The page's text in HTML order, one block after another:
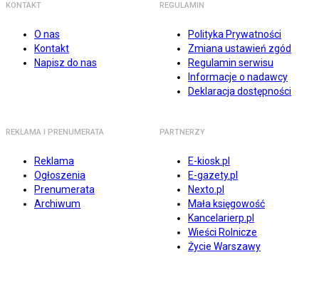
KONTAKT
O nas
Kontakt
Napisz do nas
REGULAMIN
Polityka Prywatności
Zmiana ustawień zgód
Regulamin serwisu
Informacje o nadawcy
Deklaracja dostępności
REKLAMA I PRENUMERATA
Reklama
Ogłoszenia
Prenumerata
Archiwum
PARTNERZY
E-kiosk.pl
E-gazety.pl
Nexto.pl
Mała księgowość
Kancelarierp.pl
Wieści Rolnicze
Życie Warszawy